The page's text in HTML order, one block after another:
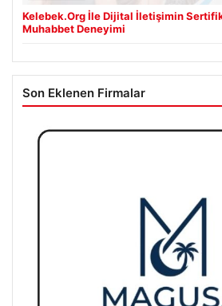
Kelebek.Org İle Dijital İletişimin
Muhabbet Deneyimi
Son Eklenen Firmalar